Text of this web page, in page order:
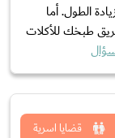
الطول. أما
طبخك للأكلات
قضايا اسرية